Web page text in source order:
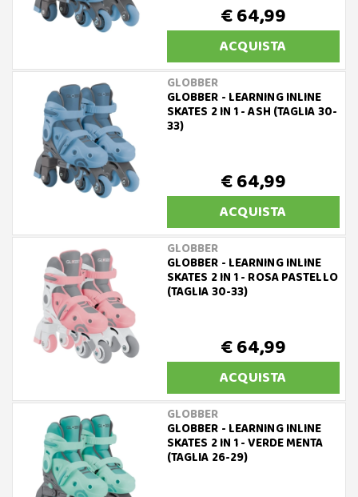
€ 64,99
ACQUISTA
GLOBBER
GLOBBER - LEARNING INLINE
SKATES 2 IN 1 - ASH (TAGLIA 30-
33)
€ 64,99
ACQUISTA
GLOBBER
GLOBBER - LEARNING INLINE
SKATES 2 IN 1 - ROSA PASTELLO
(TAGLIA 30-33)
€ 64,99
ACQUISTA
GLOBBER
GLOBBER - LEARNING INLINE
SKATES 2 IN 1 - VERDE MENTA
(TAGLIA 26-29)